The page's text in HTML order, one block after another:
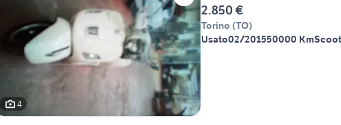
4
2.850 €
Torino (TO)
Usato02/201550000 Km